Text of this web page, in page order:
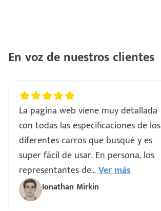
En voz de nuestros clientes
La pagina web viene muy detallada
con todas las especificaciones de los
diferentes carros que busqué y es
super fácil de usar. En persona, los
representantes de...Ver más
Ionathan Mirkin